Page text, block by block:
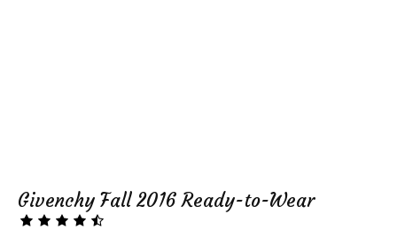
Givenchy Fall 2016 Ready-to-Wear